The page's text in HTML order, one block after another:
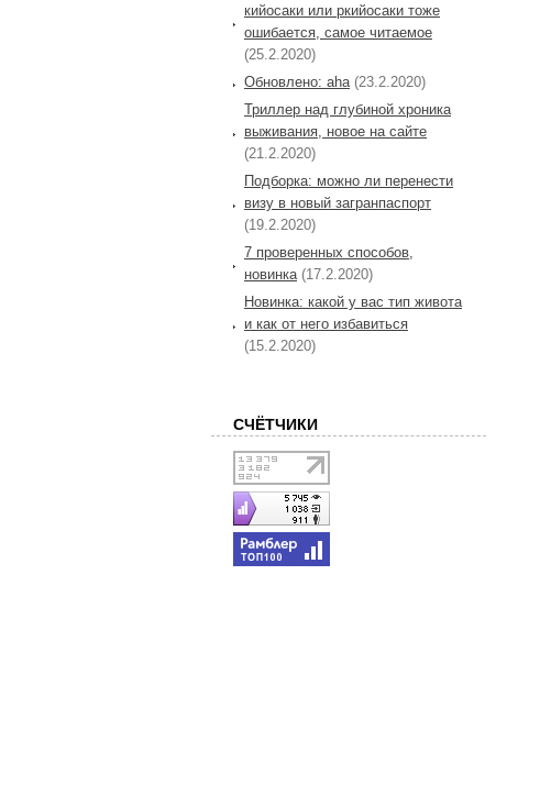
кийосаки или ркийосаки тоже
ошибается, самое читаемое
(25.2.2020)
Обновлено: aha (23.2.2020)
Триллер над глубиной хроника
выживания, новое на сайте
(21.2.2020)
Подборка: можно ли перенести
визу в новый загранпаспорт
(19.2.2020)
7 проверенных способов,
новинка (17.2.2020)
Новинка: какой у вас тип живота
и как от него избавиться
(15.2.2020)
СЧЁТЧИКИ